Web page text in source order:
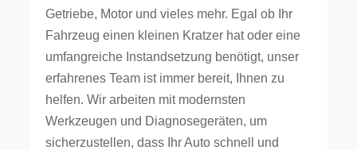
Getriebe, Motor und vieles mehr. Egal ob Ihr
Fahrzeug einen kleinen Kratzer hat oder eine
umfangreiche Instandsetzung benötigt, unser
erfahrenes Team ist immer bereit, Ihnen zu
helfen. Wir arbeiten mit modernsten
Werkzeugen und Diagnosegeräten, um
sicherzustellen, dass Ihr Auto schnell und